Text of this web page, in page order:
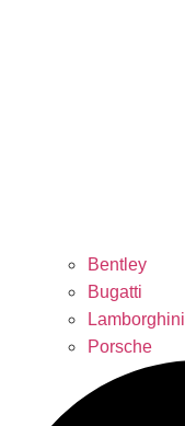
Bentley
Bugatti
Lamborghini
Porsche